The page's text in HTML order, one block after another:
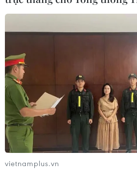
vietnamplus.vn